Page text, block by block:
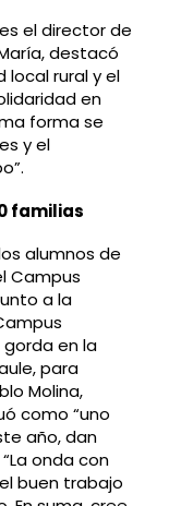
el director de
destacó
local rural y el
en
forma se
y el
familias
alumnos de
Campus
a la
gorda en la
para
Molina,
como “uno
año, dan
onda con
buen trabajo